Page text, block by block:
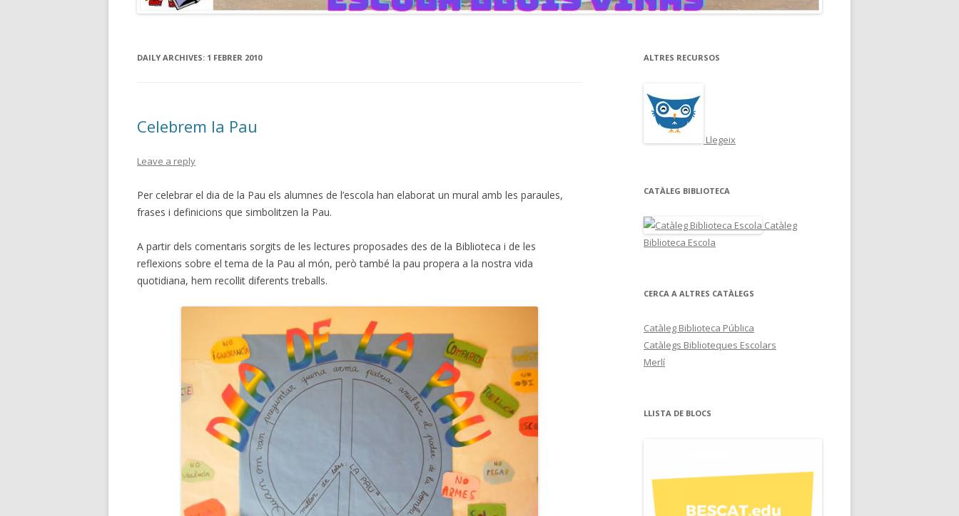
DAILY ARCHIVES: 1 FEBRER 2010
Celebrem la Pau
Leave a reply
Per celebrar el dia de la Pau els alumnes de l’escola han elaborat un mural amb les paraules,
frases i definicions que simbolitzen la Pau.
A partir dels comentaris sorgits de les lectures proposades des de la Biblioteca i de les
reflexions sobre el tema de la Pau al món, però també la pau propera a la nostra vida
quotidiana, hem recollit diferents treballs.
ALTRES RECURSOS
Llegeix
CATÀLEG BIBLIOTECA
Catàleg
Biblioteca Escola
CERCA A ALTRES CATÀLEGS
Catàleg Biblioteca Pública
Catàlegs Biblioteques Escolars
Merlí
LLISTA DE BLOCS